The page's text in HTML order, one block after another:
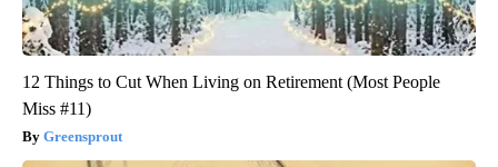
12 Things to Cut When Living on Retirement (Most People
Miss #11)
Greensprout